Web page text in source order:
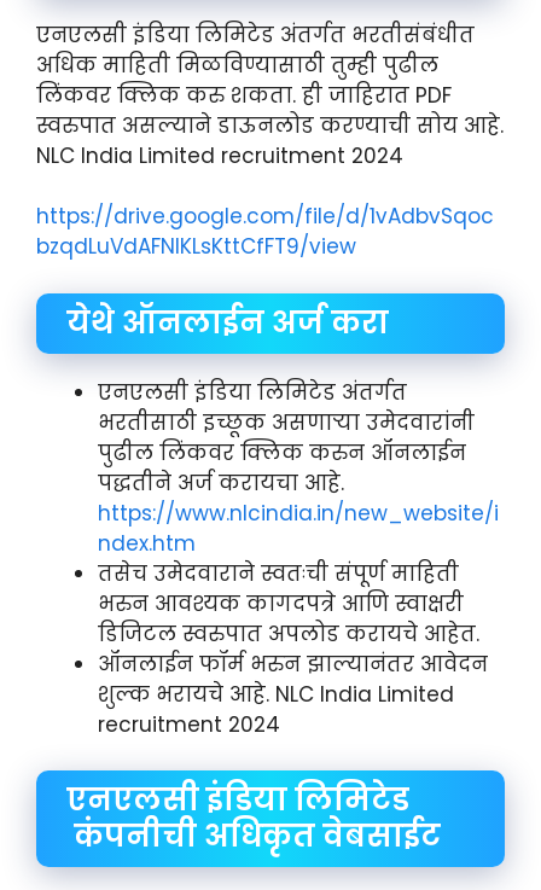
एनएलसी इंडिया लिमिटेड अंतर्गत भरतीसंबंधीत
अधिक माहिती मिळविण्यासाठी तुम्ही पुढील
लिंकवर क्लिक करु शकता. ही जाहिरात PDF
स्वरुपात असल्याने डाऊनलोड करण्याची सोय आहे.
NLC India Limited recruitment 2024
https://drive.google.com/file/d/1vAdbvSqoc
bzqdLuVdAFNIKLsKttCfFT9/view
येथे ऑनलाईन अर्ज करा
एनएलसी इंडिया लिमिटेड अंतर्गत
भरतीसाठी इच्छूक असणाऱ्या उमेदवारांनी
पुढील लिंकवर क्लिक करुन ऑनलाईन
पद्धतीने अर्ज करायचा आहे.
https://www.nlcindia.in/new_website/i
ndex.htm
तसेच उमेदवाराने स्वतःची संपूर्ण माहिती
भरुन आवश्यक कागदपत्रे आणि स्वाक्षरी
डिजिटल स्वरुपात अपलोड करायचे आहेत.
ऑनलाईन फॉर्म भरुन झाल्यानंतर आवेदन
शुल्क भरायचे आहे. NLC India Limited
recruitment 2024
एनएलसी इंडिया लिमिटेड
कंपनीची अधिकृत वेबसाईट